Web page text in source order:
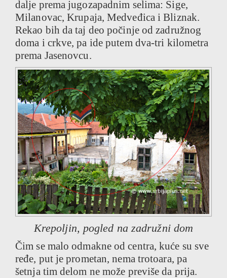
dalje prema jugozapadnim selima: Sige,
Milanovac, Krupaja, Medveđica i Bliznak.
Rekao bih da taj deo počinje od zadružnog
doma i crkve, pa ide putem dva-tri kilometra
prema Jasenovcu.
Krepoljin, pogled na zadružni dom
Čim se malo odmakne od centra, kuće su sve
ređe, put je prometan, nema trotoara, pa
šetnja tim delom ne može previše da prija.